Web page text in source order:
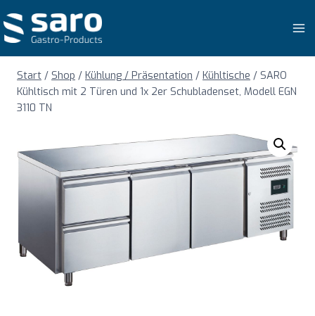
Inhalt
springen
Start / Shop / Kühlung / Präsentation / Kühltische / SARO
Kühltisch mit 2 Türen und 1x 2er Schubladenset, Modell EGN
3110 TN